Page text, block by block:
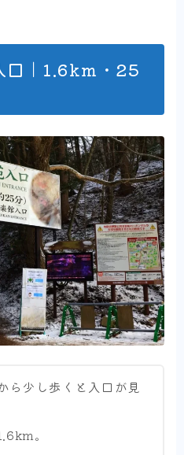
口｜1.6km・25
ら少し歩くと入口が見
。